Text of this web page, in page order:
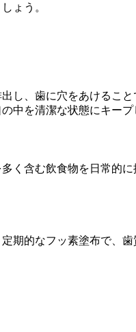
ょう。
し、歯に穴をあけるこ
中を清潔な状態にキープ
く含む飲食物を日常的
期的なフッ素塗布で、